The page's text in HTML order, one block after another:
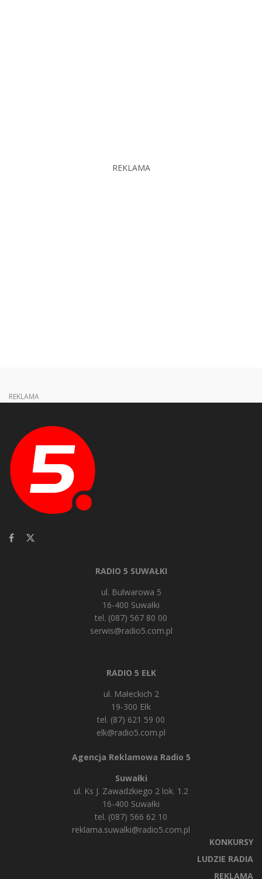
REKLAMA
REKLAMA
RADIO 5 SUWAŁKI
ul. Bulwarowa 5
16-400 Suwałki
tel. (087) 567 80 00
serwis@radio5.com.pl
RADIO 5 EŁK
ul. Małeckich 2
19-300 Ełk
tel. (87) 621 59 00
elk@radio5.com.pl
Agencja Reklamowa Radio 5
Suwałki
ul. Ks J. Zawadzkiego 2 lok. 1.2
16-400 Suwałki
tel. (087) 566 62 10
reklama.suwalki@radio5.com.pl
KONKURSY
LUDZIE RADIA
REKLAMA